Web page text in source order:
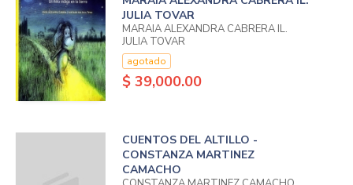
JULIA TOVAR
MARAIA ALEXANDRA CABRERA IL.
JULIA TOVAR
agotado
$ 39,000.00
CUENTOS DEL ALTILLO -
CONSTANZA MARTINEZ
CAMACHO